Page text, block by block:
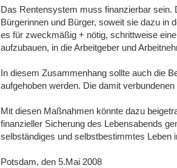
Das Rentensystem muss finanzierbar sein.
Bürgerinnen und Bürger, soweit sie dazu in
es für zweckmäßig + nötig, schrittweise
aufzubauen, in die Arbeitgeber und
In diesem Zusammenhang sollte auch die
aufgehoben werden. Die damit
Mit diesen Maßnahmen könnte dazu
finanzieller Sicherung des Lebensabends
selbständiges und selbstbestimmtes Leben
Potsdam, den 5.Mai 2008